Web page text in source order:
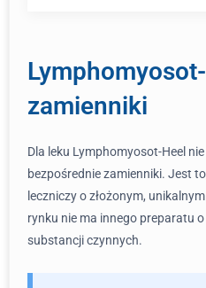
zamienniki
Dla leku Lymphomyosot-Heel
bezpośrednie zamienniki. Jest
leczniczy o złożonym,
rynku nie ma innego preparatu
substancji czynnych.